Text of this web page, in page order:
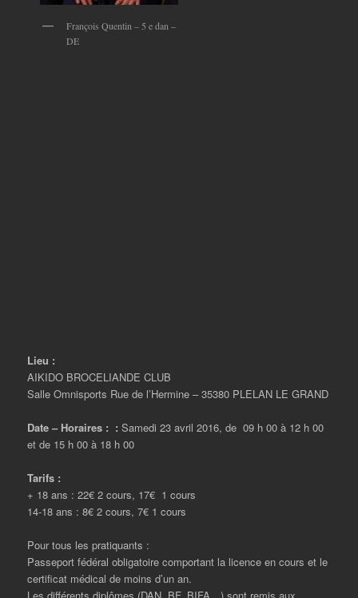
François Quentin – 5 e dan –
DE
Lieu :
AIKIDO BROCELIANDE CLUB
Salle Omnisports Rue de l’Hermine – 35380 PLELAN LE GRAND
Date – Horaires : : Samedi 23 avril 2016, de 09 h 00 à 12 h 00
et de 15 h 00 à 18 h 00
Tarifs :
+ 18 ans : 22€ 2 cours, 17€ 1 cours
14-18 ans : 8€ 2 cours, 7€ 1 cours
Pour tous les pratiquants :
Passeport fédéral obligatoire comportant la licence en cours et le
certificat médical de moins d’un an.